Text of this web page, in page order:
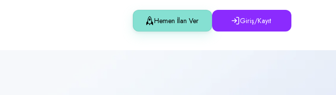
Hemen İlan Ver Giriş/Kayıt